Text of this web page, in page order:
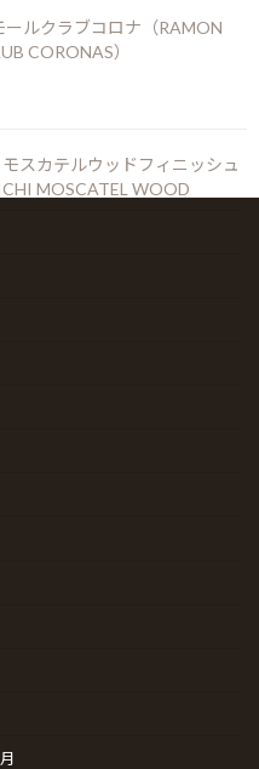
共
ールクラブコロナ（RAMON
CORONAS）
スカテルウッドフィニッシュ
MOSCATEL WOOD
・サントリーウイスキー “リッ